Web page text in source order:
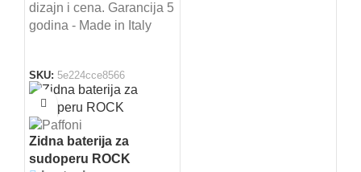
dizajn i cena. Garancija 5
godina - Made in Italy
SKU: 5e224cce8566
Zidna baterija za
sudoperu ROCK